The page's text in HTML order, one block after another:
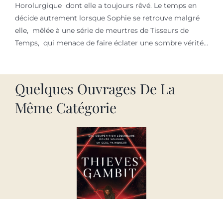
Horolurgique dont elle a toujours rêvé. Le temps en
décide autrement lorsque Sophie se retrouve malgré
elle, mêlée à une série de meurtres de Tisseurs de
Temps, qui menace de faire éclater une sombre vérité…
Quelques Ouvrages De La
Même Catégorie